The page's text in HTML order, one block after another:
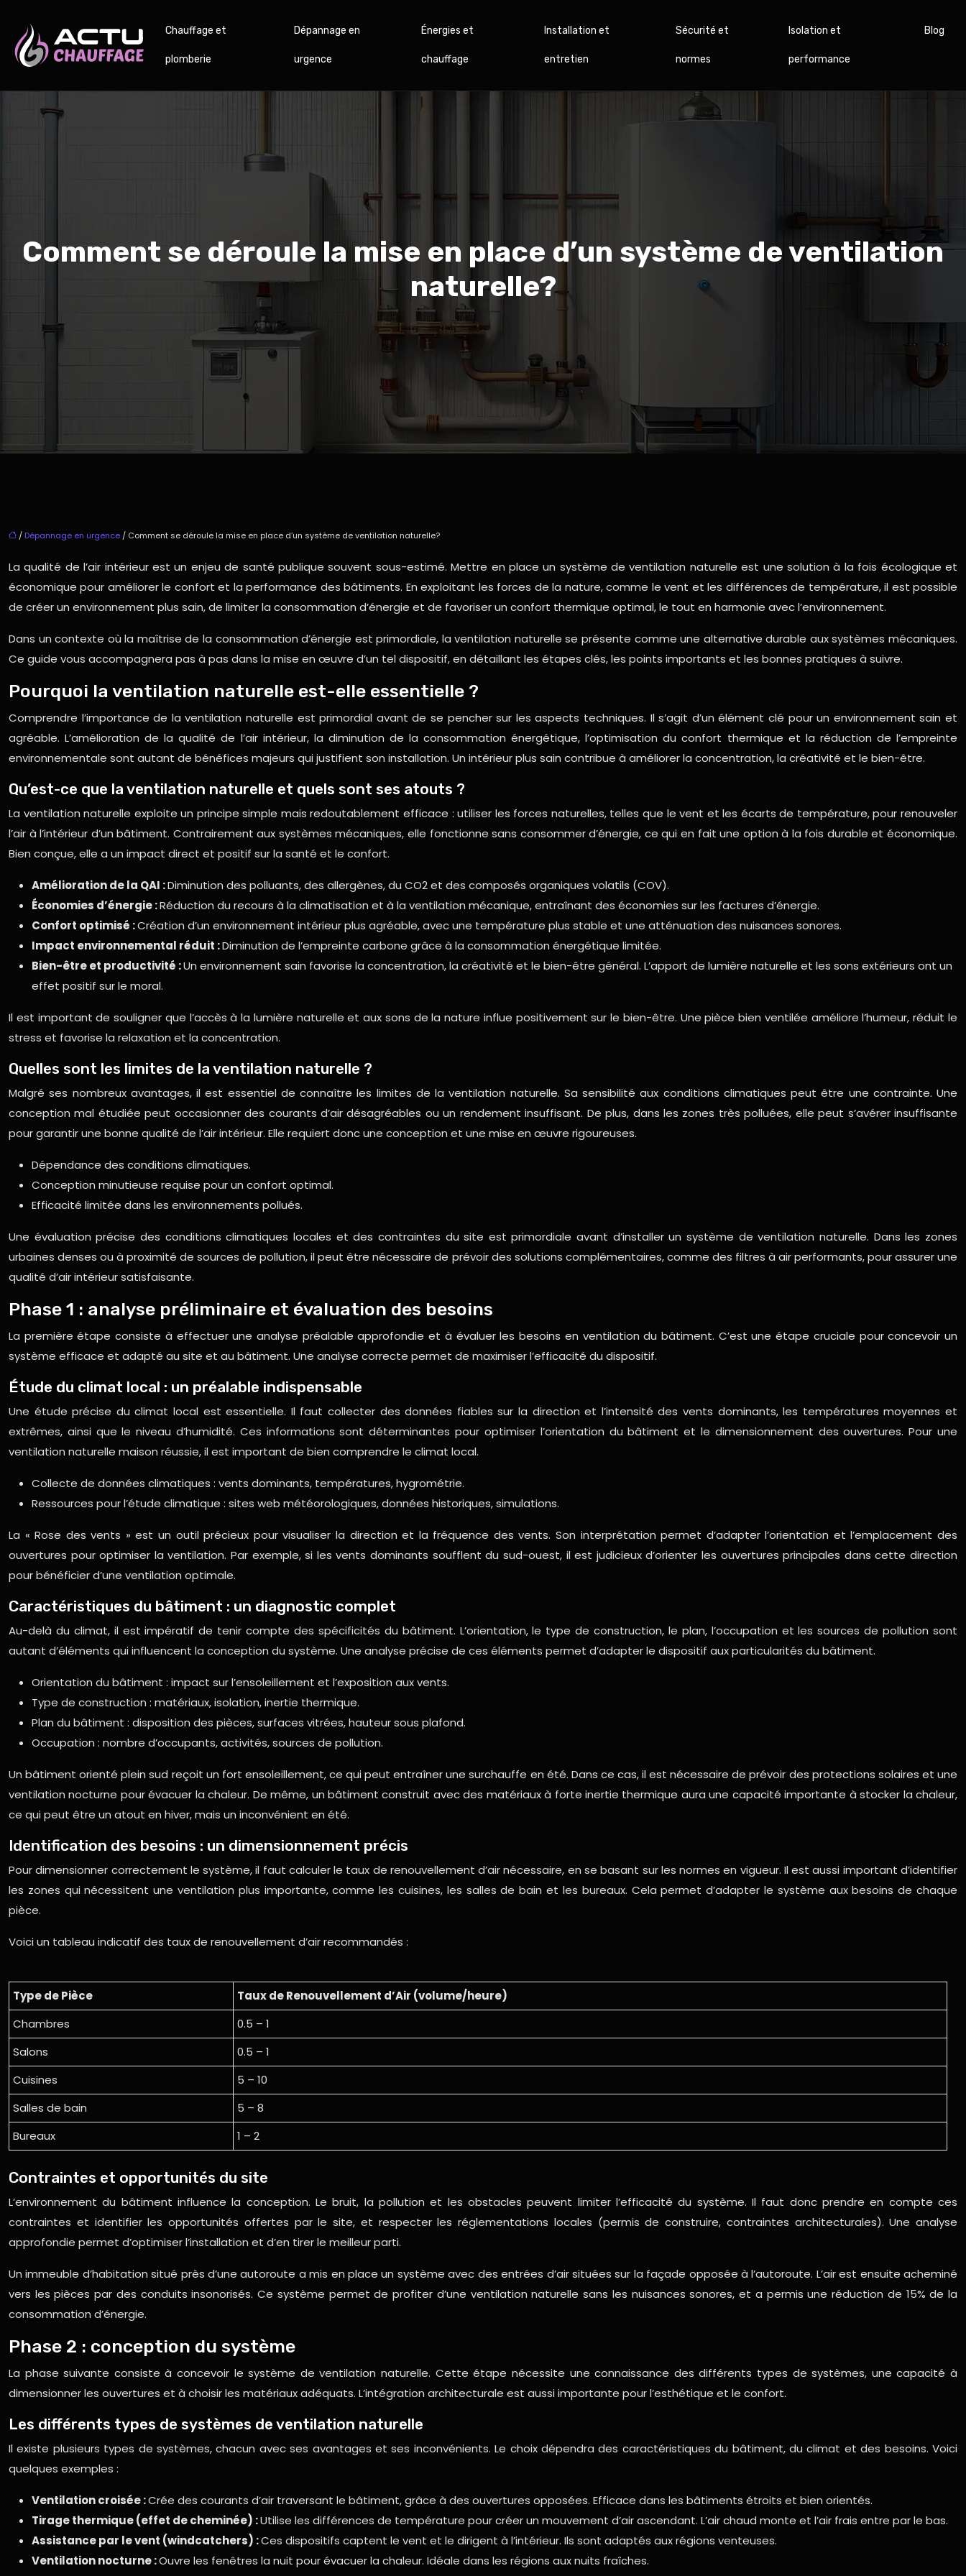
Chauffage et
plomberie
Dépannage en
urgence
Énergies et
chauffage
Installation et
entretien
Sécurité et
normes
Isolation et
performance
Blog
Comment se déroule la mise en place d’un système de ventilation
naturelle?
/ Dépannage en urgence / Comment se déroule la mise en place d’un système de ventilation naturelle?
La qualité de l’air intérieur est un enjeu de santé publique souvent sous-estimé. Mettre en place un système de ventilation naturelle est une solution à la fois écologique et
économique pour améliorer le confort et la performance des bâtiments. En exploitant les forces de la nature, comme le vent et les différences de température, il est possible
de créer un environnement plus sain, de limiter la consommation d’énergie et de favoriser un confort thermique optimal, le tout en harmonie avec l’environnement.
Dans un contexte où la maîtrise de la consommation d’énergie est primordiale, la ventilation naturelle se présente comme une alternative durable aux systèmes mécaniques.
Ce guide vous accompagnera pas à pas dans la mise en œuvre d’un tel dispositif, en détaillant les étapes clés, les points importants et les bonnes pratiques à suivre.
Pourquoi la ventilation naturelle est-elle essentielle ?
Comprendre l’importance de la ventilation naturelle est primordial avant de se pencher sur les aspects techniques. Il s’agit d’un élément clé pour un environnement sain et
agréable. L’amélioration de la qualité de l’air intérieur, la diminution de la consommation énergétique, l’optimisation du confort thermique et la réduction de l’empreinte
environnementale sont autant de bénéfices majeurs qui justifient son installation. Un intérieur plus sain contribue à améliorer la concentration, la créativité et le bien-être.
Qu’est-ce que la ventilation naturelle et quels sont ses atouts ?
La ventilation naturelle exploite un principe simple mais redoutablement efficace : utiliser les forces naturelles, telles que le vent et les écarts de température, pour renouveler
l’air à l’intérieur d’un bâtiment. Contrairement aux systèmes mécaniques, elle fonctionne sans consommer d’énergie, ce qui en fait une option à la fois durable et économique.
Bien conçue, elle a un impact direct et positif sur la santé et le confort.
Amélioration de la QAI :Diminution des polluants, des allergènes, du CO2 et des composés organiques volatils (COV).
Économies d’énergie :Réduction du recours à la climatisation et à la ventilation mécanique, entraînant des économies sur les factures d’énergie.
Confort optimisé :Création d’un environnement intérieur plus agréable, avec une température plus stable et une atténuation des nuisances sonores.
Impact environnemental réduit :Diminution de l’empreinte carbone grâce à la consommation énergétique limitée.
Bien-être et productivité :Un environnement sain favorise la concentration, la créativité et le bien-être général. L’apport de lumière naturelle et les sons extérieurs ont un
effet positif sur le moral.
Il est important de souligner que l’accès à la lumière naturelle et aux sons de la nature influe positivement sur le bien-être. Une pièce bien ventilée améliore l’humeur, réduit le
stress et favorise la relaxation et la concentration.
Quelles sont les limites de la ventilation naturelle ?
Malgré ses nombreux avantages, il est essentiel de connaître les limites de la ventilation naturelle. Sa sensibilité aux conditions climatiques peut être une contrainte. Une
conception mal étudiée peut occasionner des courants d’air désagréables ou un rendement insuffisant. De plus, dans les zones très polluées, elle peut s’avérer insuffisante
pour garantir une bonne qualité de l’air intérieur. Elle requiert donc une conception et une mise en œuvre rigoureuses.
Dépendance des conditions climatiques.
Conception minutieuse requise pour un confort optimal.
Efficacité limitée dans les environnements pollués.
Une évaluation précise des conditions climatiques locales et des contraintes du site est primordiale avant d’installer un système de ventilation naturelle. Dans les zones
urbaines denses ou à proximité de sources de pollution, il peut être nécessaire de prévoir des solutions complémentaires, comme des filtres à air performants, pour assurer une
qualité d’air intérieur satisfaisante.
Phase 1 : analyse préliminaire et évaluation des besoins
La première étape consiste à effectuer une analyse préalable approfondie et à évaluer les besoins en ventilation du bâtiment. C’est une étape cruciale pour concevoir un
système efficace et adapté au site et au bâtiment. Une analyse correcte permet de maximiser l’efficacité du dispositif.
Étude du climat local : un préalable indispensable
Une étude précise du climat local est essentielle. Il faut collecter des données fiables sur la direction et l’intensité des vents dominants, les températures moyennes et
extrêmes, ainsi que le niveau d’humidité. Ces informations sont déterminantes pour optimiser l’orientation du bâtiment et le dimensionnement des ouvertures. Pour une
ventilation naturelle maison réussie, il est important de bien comprendre le climat local.
Collecte de données climatiques : vents dominants, températures, hygrométrie.
Ressources pour l’étude climatique : sites web météorologiques, données historiques, simulations.
La « Rose des vents » est un outil précieux pour visualiser la direction et la fréquence des vents. Son interprétation permet d’adapter l’orientation et l’emplacement des
ouvertures pour optimiser la ventilation. Par exemple, si les vents dominants soufflent du sud-ouest, il est judicieux d’orienter les ouvertures principales dans cette direction
pour bénéficier d’une ventilation optimale.
Caractéristiques du bâtiment : un diagnostic complet
Au-delà du climat, il est impératif de tenir compte des spécificités du bâtiment. L’orientation, le type de construction, le plan, l’occupation et les sources de pollution sont
autant d’éléments qui influencent la conception du système. Une analyse précise de ces éléments permet d’adapter le dispositif aux particularités du bâtiment.
Orientation du bâtiment : impact sur l’ensoleillement et l’exposition aux vents.
Type de construction : matériaux, isolation, inertie thermique.
Plan du bâtiment : disposition des pièces, surfaces vitrées, hauteur sous plafond.
Occupation : nombre d’occupants, activités, sources de pollution.
Un bâtiment orienté plein sud reçoit un fort ensoleillement, ce qui peut entraîner une surchauffe en été. Dans ce cas, il est nécessaire de prévoir des protections solaires et une
ventilation nocturne pour évacuer la chaleur. De même, un bâtiment construit avec des matériaux à forte inertie thermique aura une capacité importante à stocker la chaleur,
ce qui peut être un atout en hiver, mais un inconvénient en été.
Identification des besoins : un dimensionnement précis
Pour dimensionner correctement le système, il faut calculer le taux de renouvellement d’air nécessaire, en se basant sur les normes en vigueur. Il est aussi important d’identifier
les zones qui nécessitent une ventilation plus importante, comme les cuisines, les salles de bain et les bureaux. Cela permet d’adapter le système aux besoins de chaque
pièce.
Voici un tableau indicatif des taux de renouvellement d’air recommandés :
Type de Pièce
Taux de Renouvellement d’Air (volume/heure)
Chambres
0.5 – 1
Salons
0.5 – 1
Cuisines
5 – 10
Salles de bain
5 – 8
Bureaux
1 – 2
Contraintes et opportunités du site
L’environnement du bâtiment influence la conception. Le bruit, la pollution et les obstacles peuvent limiter l’efficacité du système. Il faut donc prendre en compte ces
contraintes et identifier les opportunités offertes par le site, et respecter les réglementations locales (permis de construire, contraintes architecturales). Une analyse
approfondie permet d’optimiser l’installation et d’en tirer le meilleur parti.
Un immeuble d’habitation situé près d’une autoroute a mis en place un système avec des entrées d’air situées sur la façade opposée à l’autoroute. L’air est ensuite acheminé
vers les pièces par des conduits insonorisés. Ce système permet de profiter d’une ventilation naturelle sans les nuisances sonores, et a permis une réduction de 15% de la
consommation d’énergie.
Phase 2 : conception du système
La phase suivante consiste à concevoir le système de ventilation naturelle. Cette étape nécessite une connaissance des différents types de systèmes, une capacité à
dimensionner les ouvertures et à choisir les matériaux adéquats. L’intégration architecturale est aussi importante pour l’esthétique et le confort.
Les différents types de systèmes de ventilation naturelle
Il existe plusieurs types de systèmes, chacun avec ses avantages et ses inconvénients. Le choix dépendra des caractéristiques du bâtiment, du climat et des besoins. Voici
quelques exemples :
Ventilation croisée :Crée des courants d’air traversant le bâtiment, grâce à des ouvertures opposées. Efficace dans les bâtiments étroits et bien orientés.
Tirage thermique (effet de cheminée) :Utilise les différences de température pour créer un mouvement d’air ascendant. L’air chaud monte et l’air frais entre par le bas.
Assistance par le vent (windcatchers) :Ces dispositifs captent le vent et le dirigent à l’intérieur. Ils sont adaptés aux régions venteuses.
Ventilation nocturne :Ouvre les fenêtres la nuit pour évacuer la chaleur. Idéale dans les régions aux nuits fraîches.